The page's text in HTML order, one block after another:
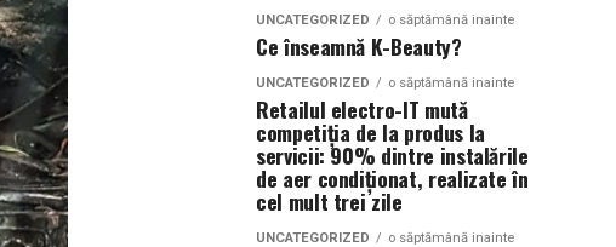
UNCATEGORIZED o săptămână inainte
Ce înseamnă K-Beauty?
UNCATEGORIZED o săptămână inainte
Retailul electro-IT mută
competiția de la produs la
servicii: 90% dintre instalările
de aer condiționat, realizate în
cel mult trei zile
UNCATEGORIZED o săptămână inainte